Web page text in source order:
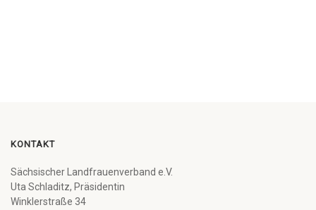
KONTAKT
Sächsischer Landfrauenverband e.V.
Uta Schladitz, Präsidentin
Winklerstraße 34